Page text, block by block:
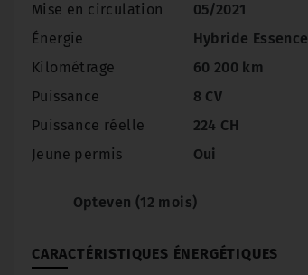
Mise en circulation
05/2021
Énergie
Hybride Essence
Kilométrage
60 200 km
Puissance
8 CV
Puissance réelle
224 CH
Jeune permis
Oui
Opteven (12 mois)
CARACTÉRISTIQUES ÉNERGÉTIQUES